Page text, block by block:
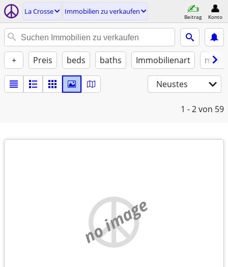
La Crosse Immobilien zu verkaufen
Beitrag Konto
+ Preis beds baths Immobilienart
Neustes
1 - 2von 59
no image